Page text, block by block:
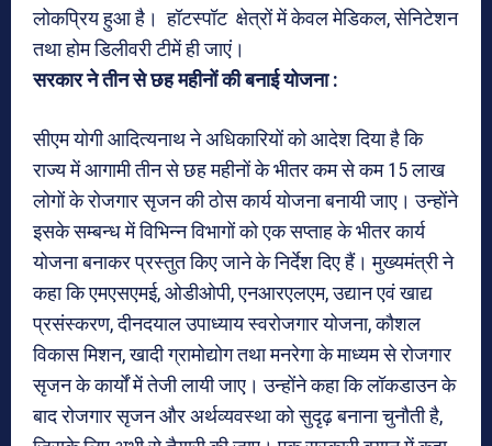
लोकप्रिय हुआ है। हॉटस्पॉट क्षेत्रों में केवल मेडिकल, सेनिटेशन
तथा होम डिलीवरी टीमें ही जाएं।
सरकार ने तीन से छह महीनों की बनाई योजना :
सीएम योगी आदित्यनाथ ने अधिकारियों को आदेश दिया है कि
राज्य में आगामी तीन से छह महीनों के भीतर कम से कम 15 लाख
लोगों के रोजगार सृजन की ठोस कार्य योजना बनायी जाए। उन्होंने
इसके सम्बन्ध में विभिन्न विभागों को एक सप्ताह के भीतर कार्य
योजना बनाकर प्रस्तुत किए जाने के निर्देश दिए हैं। मुख्यमंत्री ने
कहा कि एमएसएमई, ओडीओपी, एनआरएलएम, उद्यान एवं खाद्य
प्रसंस्करण, दीनदयाल उपाध्याय स्वरोजगार योजना, कौशल
विकास मिशन, खादी ग्रामोद्योग तथा मनरेगा के माध्यम से रोजगार
सृजन के कार्यों में तेजी लायी जाए। उन्होंने कहा कि लॉकडाउन के
बाद रोजगार सृजन और अर्थव्यवस्था को सुदृढ़ बनाना चुनौती है,